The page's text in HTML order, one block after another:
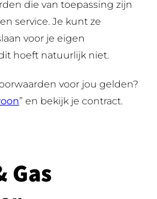
die van toepassing zijn
service. Je kunt ze
voor je eigen
hoeft natuurlijk niet.
voor jou gelden?
” en bekijk je contract.
Gas